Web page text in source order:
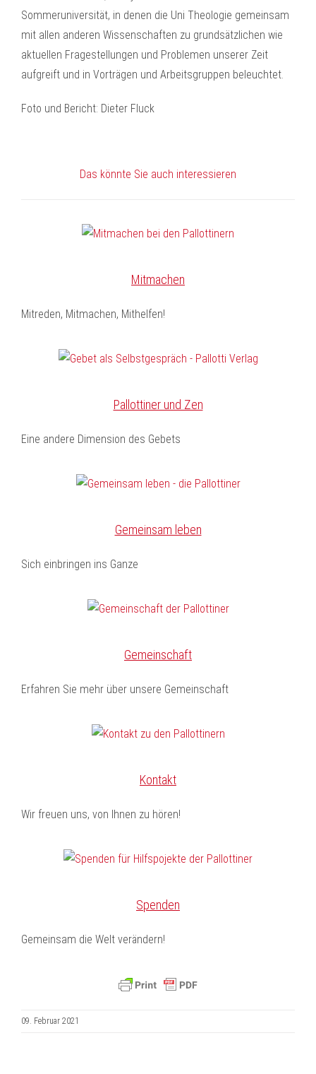
Sommeruniversität, in denen die Uni Theologie gemeinsam
mit allen anderen Wissenschaften zu grundsätzlichen wie
aktuellen Fragestellungen und Problemen unserer Zeit
aufgreift und in Vorträgen und Arbeitsgruppen beleuchtet.
Foto und Bericht: Dieter Fluck
Das könnte Sie auch interessieren
Mitmachen
Mitreden, Mitmachen, Mithelfen!
Pallottiner und Zen
Eine andere Dimension des Gebets
Gemeinsam leben
Sich einbringen ins Ganze
Gemeinschaft
Erfahren Sie mehr über unsere Gemeinschaft
Kontakt
Wir freuen uns, von Ihnen zu hören!
Spenden
Gemeinsam die Welt verändern!
09. Februar 2021